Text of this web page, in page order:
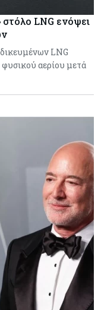
LNG ενόψει
LNG
αερίου μετά